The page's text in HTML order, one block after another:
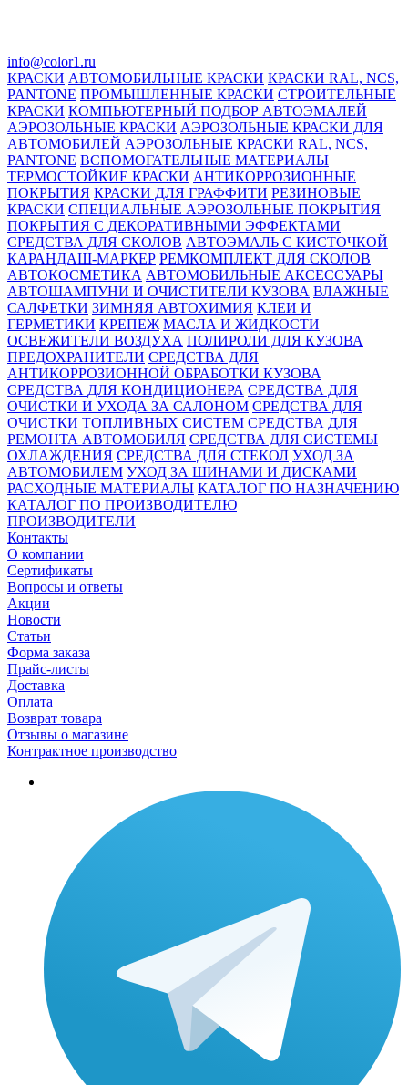
info@color1.ru
КРАСКИ АВТОМОБИЛЬНЫЕ КРАСКИ КРАСКИ RAL, NCS,
PANTONE ПРОМЫШЛЕННЫЕ КРАСКИ СТРОИТЕЛЬНЫЕ
КРАСКИ КОМПЬЮТЕРНЫЙ ПОДБОР АВТОЭМАЛЕЙ
АЭРОЗОЛЬНЫЕ КРАСКИ АЭРОЗОЛЬНЫЕ КРАСКИ ДЛЯ
АВТОМОБИЛЕЙ АЭРОЗОЛЬНЫЕ КРАСКИ RAL, NCS,
PANTONE ВСПОМОГАТЕЛЬНЫЕ МАТЕРИАЛЫ
ТЕРМОСТОЙКИЕ КРАСКИ АНТИКОРРОЗИОННЫЕ
ПОКРЫТИЯ КРАСКИ ДЛЯ ГРАФФИТИ РЕЗИНОВЫЕ
КРАСКИ СПЕЦИАЛЬНЫЕ АЭРОЗОЛЬНЫЕ ПОКРЫТИЯ
ПОКРЫТИЯ С ДЕКОРАТИВНЫМИ ЭФФЕКТАМИ
СРЕДСТВА ДЛЯ СКОЛОВ АВТОЭМАЛЬ С КИСТОЧКОЙ
КАРАНДАШ-МАРКЕР РЕМКОМПЛЕКТ ДЛЯ СКОЛОВ
АВТОКОСМЕТИКА АВТОМОБИЛЬНЫЕ АКСЕССУАРЫ
АВТОШАМПУНИ И ОЧИСТИТЕЛИ КУЗОВА ВЛАЖНЫЕ
САЛФЕТКИ ЗИМНЯЯ АВТОХИМИЯ КЛЕИ И
ГЕРМЕТИКИ КРЕПЕЖ МАСЛА И ЖИДКОСТИ
ОСВЕЖИТЕЛИ ВОЗДУХА ПОЛИРОЛИ ДЛЯ КУЗОВА
ПРЕДОХРАНИТЕЛИ СРЕДСТВА ДЛЯ
АНТИКОРРОЗИОННОЙ ОБРАБОТКИ КУЗОВА
СРЕДСТВА ДЛЯ КОНДИЦИОНЕРА СРЕДСТВА ДЛЯ
ОЧИСТКИ И УХОДА ЗА САЛОНОМ СРЕДСТВА ДЛЯ
ОЧИСТКИ ТОПЛИВНЫХ СИСТЕМ СРЕДСТВА ДЛЯ
РЕМОНТА АВТОМОБИЛЯ СРЕДСТВА ДЛЯ СИСТЕМЫ
ОХЛАЖДЕНИЯ СРЕДСТВА ДЛЯ СТЕКОЛ УХОД ЗА
АВТОМОБИЛЕМ УХОД ЗА ШИНАМИ И ДИСКАМИ
РАСХОДНЫЕ МАТЕРИАЛЫ КАТАЛОГ ПО НАЗНАЧЕНИЮ
КАТАЛОГ ПО ПРОИЗВОДИТЕЛЮ
ПРОИЗВОДИТЕЛИ
Контакты
О компании
Сертификаты
Вопросы и ответы
Акции
Новости
Статьи
Форма заказа
Прайс-листы
Доставка
Оплата
Возврат товара
Отзывы о магазине
Контрактное производство